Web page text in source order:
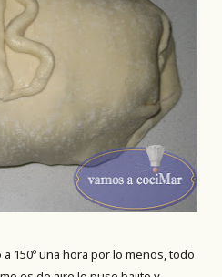
150º una hora por lo menos, todo